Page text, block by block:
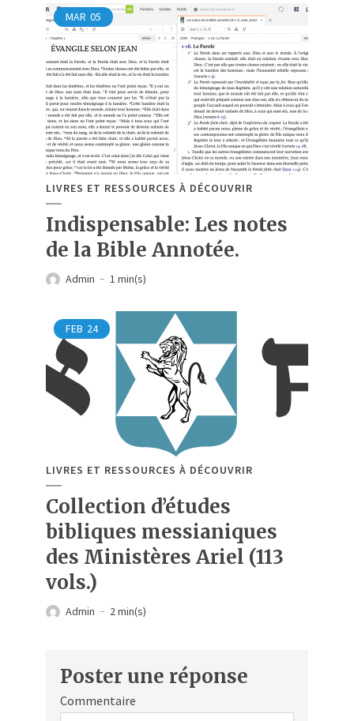
MAR 05
LIVRES ET RESSOURCES À DÉCOUVRIR
Indispensable: Les notes
de la Bible Annotée.
Admin 1 min(s)
FEB 24
LIVRES ET RESSOURCES À DÉCOUVRIR
Collection d’études
bibliques messianiques
des Ministères Ariel (113
vols.)
Admin 2 min(s)
Poster une réponse
Commentaire